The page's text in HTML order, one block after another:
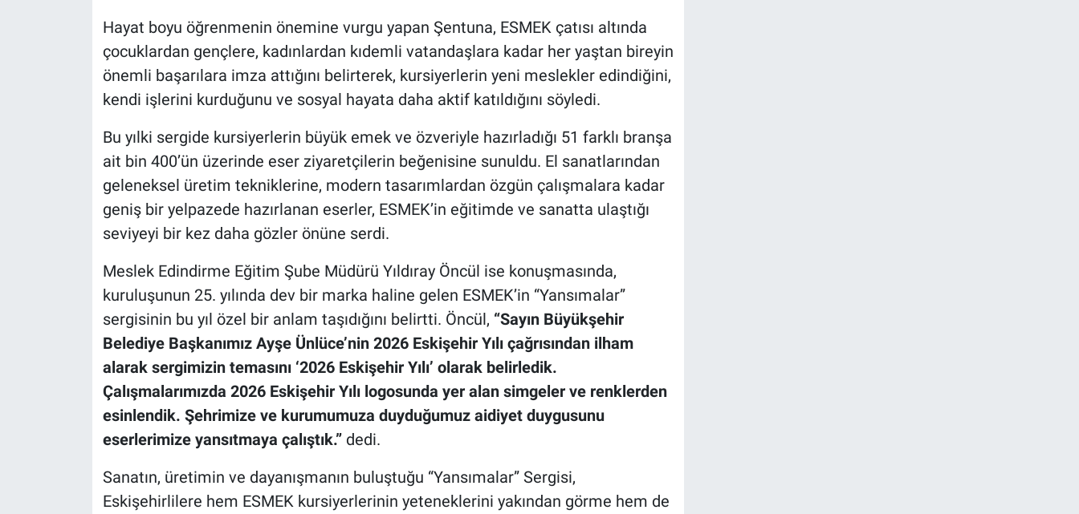
Hayat boyu öğrenmenin önemine vurgu yapan Şentuna, ESMEK çatısı altında
çocuklardan gençlere, kadınlardan kıdemli vatandaşlara kadar her yaştan bireyin
önemli başarılara imza attığını belirterek, kursiyerlerin yeni meslekler edindiğini,
kendi işlerini kurduğunu ve sosyal hayata daha aktif katıldığını söyledi.
Bu yılki sergide kursiyerlerin büyük emek ve özveriyle hazırladığı 51 farklı branşa
ait bin 400’ün üzerinde eser ziyaretçilerin beğenisine sunuldu. El sanatlarından
geleneksel üretim tekniklerine, modern tasarımlardan özgün çalışmalara kadar
geniş bir yelpazede hazırlanan eserler, ESMEK’in eğitimde ve sanatta ulaştığı
seviyeyi bir kez daha gözler önüne serdi.
Meslek Edindirme Eğitim Şube Müdürü Yıldıray Öncül ise konuşmasında,
kuruluşunun 25. yılında dev bir marka haline gelen ESMEK’in “Yansımalar”
sergisinin bu yıl özel bir anlam taşıdığını belirtti. Öncül, “Sayın Büyükşehir
Belediye Başkanımız Ayşe Ünlüce’nin 2026 Eskişehir Yılı çağrısından ilham
alarak sergimizin temasını ‘2026 Eskişehir Yılı’ olarak belirledik.
Çalışmalarımızda 2026 Eskişehir Yılı logosunda yer alan simgeler ve renklerden
esinlendik. Şehrimize ve kurumumuza duyduğumuz aidiyet duygusunu
eserlerimize yansıtmaya çalıştık.”dedi.
Sanatın, üretimin ve dayanışmanın buluştuğu “Yansımalar” Sergisi,
Eskişehirlilere hem ESMEK kursiyerlerinin yeteneklerini yakından görme hem de